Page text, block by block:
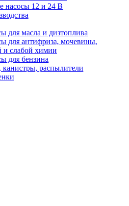
насосы 12 и 24 В
для масла и дизтоплива
для антифриза, мочевины,
и слабой химии
для бензина
распылители